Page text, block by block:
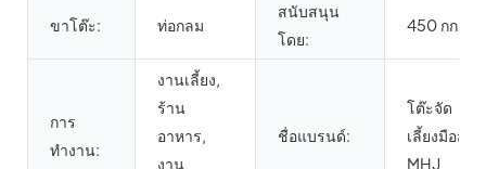
ขาโต๊ะ: ท่อกลม
สนับสนุน
โดย:
450 กก.
การ
ทำงาน:
งานเลี้ยง,
ร้าน
อาหาร,
งาน
ชื่อแบรนด์:
โต๊ะจัด
เลี้ยงมือสอง
MHJ